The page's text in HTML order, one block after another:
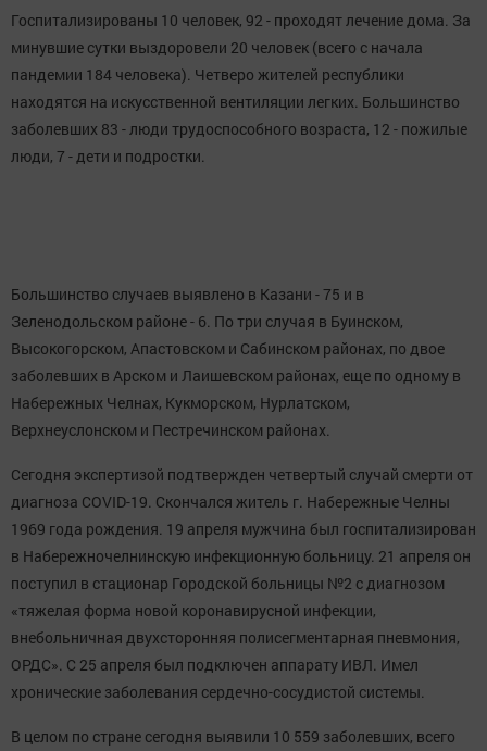
Госпитализированы 10 человек, 92 - проходят лечение дома. За
минувшие сутки выздоровели 20 человек (всего с начала
пандемии 184 человека). Четверо жителей республики
находятся на искусственной вентиляции легких. Большинство
заболевших 83 - люди трудоспособного возраста, 12 - пожилые
люди, 7 - дети и подростки.
Большинство случаев выявлено в Казани - 75 и в
Зеленодольском районе - 6. По три случая в Буинском,
Высокогорском, Апастовском и Сабинском районах, по двое
заболевших в Арском и Лаишевском районах, еще по одному в
Набережных Челнах, Кукморском, Нурлатском,
Верхнеуслонском и Пестречинском районах.
Сегодня экспертизой подтвержден четвертый случай смерти от
диагноза COVID-19. Скончался житель г. Набережные Челны
1969 года рождения. 19 апреля мужчина был госпитализирован
в Набережночелнинскую инфекционную больницу. 21 апреля он
поступил в стационар Городской больницы №2 с диагнозом
«тяжелая форма новой коронавирусной инфекции,
внебольничная двухсторонняя полисегментарная пневмония,
ОРДС». С 25 апреля был подключен аппарату ИВЛ. Имел
хронические заболевания сердечно-сосудистой системы.
В целом по стране сегодня выявили 10 559 заболевших, всего